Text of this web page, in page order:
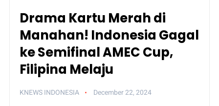
Drama Kartu Merah di
Manahan! Indonesia Gagal
ke Semifinal AMEC Cup,
Filipina Melaju
KNEWS INDONESIA December 22, 2024